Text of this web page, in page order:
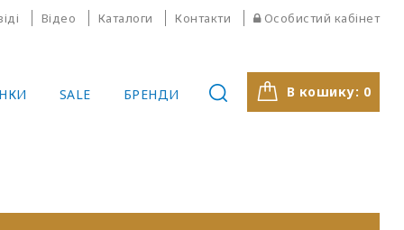
Відео Каталоги Контакти Особистий кабінет
В кошику: 0
SALE БРЕНДИ